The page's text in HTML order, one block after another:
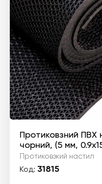
Протиковзний
чорний, (5 мм,
Протиковзкий настил
Код: 31815